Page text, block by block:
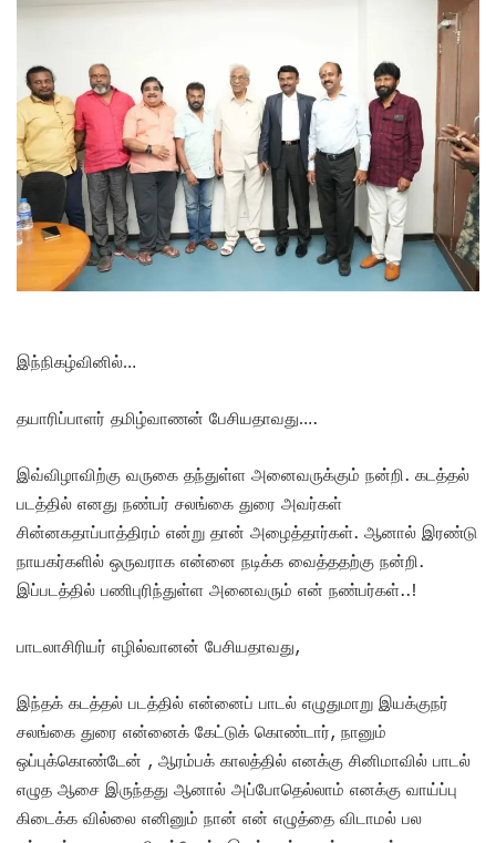
இந்நிகழ்வினில்…
தயாரிப்பாளர் தமிழ்வாணன் பேசியதாவது….
இவ்விழாவிற்கு வருகை தந்துள்ள அனைவருக்கும் நன்றி. கடத்தல்
படத்தில் எனது நண்பர் சலங்கை துரை அவர்கள்
சின்னகதாப்பாத்திரம் என்று தான் அழைத்தார்கள். ஆனால் இரண்டு
நாயகர்களில் ஒருவராக என்னை நடிக்க வைத்ததற்கு நன்றி.
இப்படத்தில் பணிபுரிந்துள்ள அனைவரும் என் நண்பர்கள்..!
பாடலாசிரியர் எழில்வானன் பேசியதாவது,
இந்தக் கடத்தல் படத்தில் என்னைப் பாடல் எழுதுமாறு இயக்குநர்
சலங்கை துரை என்னைக் கேட்டுக் கொண்டார், நானும்
ஒப்புக்கொண்டேன் , ஆரம்பக் காலத்தில் எனக்கு சினிமாவில் பாடல்
எழுத ஆசை இருந்தது ஆனால் அப்போதெல்லாம் எனக்கு வாய்ப்பு
கிடைக்க வில்லை எனினும் நான் என் எழுத்தை விடாமல் பல